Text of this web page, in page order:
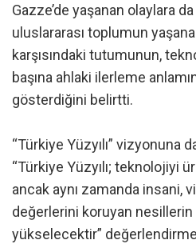
Gazze’de yaşanan olaylara
uluslararası toplumun
karşısındaki tutumunun,
başına ahlaki ilerleme
gösterdiğini belirtti.
“Türkiye Yüzyılı” vizyonuna
“Türkiye Yüzyılı; teknolojiyi
ancak aynı zamanda insani,
değerlerini koruyan nesillerin
yükselecektir”